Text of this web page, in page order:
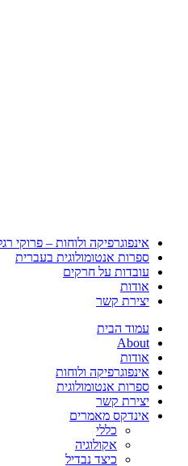
אינפוגרפיקה ולוחות – פרוקי
ספרות אנטומולוגית בעברית
עובדות על חרקים
אודות
יצירת קשר
עמוד הבית
About
אודות
אינפוגרפיקה ולוחות
ספרות אנטומולוגית
יצירת קשר
אינדקס מאמרים
כללי
אקולוגיה
כיצד נבדיל